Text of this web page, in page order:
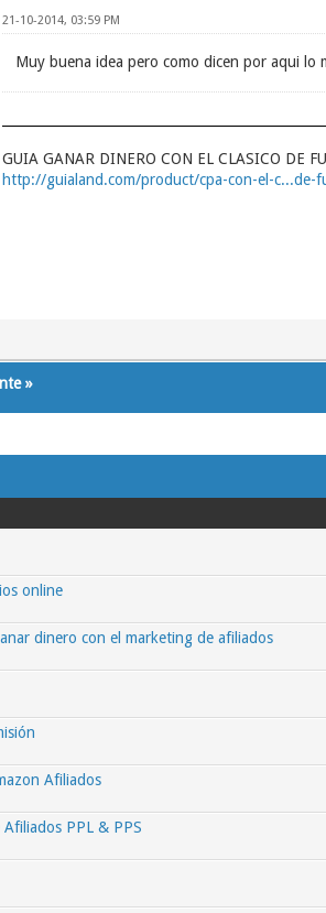
21-10-2014, 03:59 PM
Muy buena idea pero como dicen por aqui lo
GUIA GANAR DINERO CON EL CLASICO DE
http://guialand.com/product/cpa-con-el-c...de-
»
online
dinero con el marketing de afiliados
Afiliados
PPL & PPS